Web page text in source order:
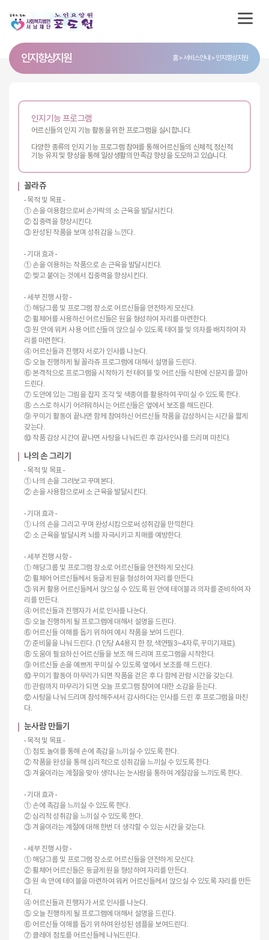
인지향상지원 홈 서비스안내 인지향상지원
인지기능 프로그램
어르신들의 인지 기능 활동을 위한 프로그램을 실시합니다.
다양한 종류의 인지 기능 프로그램 참여를 통해 어르신들의 신체적, 정신적
기능 유지 및 향상을 통해 일상생활의 만족감 향상을 도모하고 있습니다.
꼴라쥬
- 목적 및 목표 -
① 손을 이용함으로써 손가락의 소 근육을 발달시킨다.
② 집중력을 향상시킨다.
③ 완성된 작품을 보며 성취감을 느낀다.
- 기대 효과 -
① 손을 이용하는 작품으로 손 근육을 발달시킨다.
② 찢고 붙이는 것에서 집중력을 향상시킨다.
- 세부 진행 사항 -
① 해당그룹 및 프로그램 장소로 어르신들을 안전하게 모신다.
② 휠체어를 사용하신 어르신들은 원을 형성하여 자리를 마련한다.
③ 원 안에 워커 사용 어르신들이 앉으실 수 있도록 테이블 및 의자를 배치하여 자
리를 마련한다.
④ 어르신들과 진행자 서로가 인사를 나눈다.
⑤ 오늘 진행하게 될 꼴라쥬 프로그램에 대해서 설명을 드린다.
⑥ 본격적으로 프로그램을 시작하기 전 테이블 및 어르신들 식판에 신문지를 깔아
드린다.
⑦ 도안에 있는 그림을 잡지 조각 및 색종이를 활용하여 꾸미실 수 있도록 한다.
⑧ 스스로 하시기 어려워하시는 어르신들은 옆에서 보조를 해드린다.
⑨ 꾸미기 활동이 끝나면 함께 참여하신 어르신들 작품을 감상하시는 시간을 짧게
갖는다.
⑩ 작품 감상 시간이 끝나면 사탕을 나눠드린 후 감사인사를 드리며 마친다.
나의 손 그리기
- 목적 및 목표 -
① 나의 손을 그려보고 꾸며본다.
② 손을 사용함으로써 소 근육을 발달시킨다.
- 기대 효과 -
① 나의 손을 그리고 꾸며 완성시킴으로써 성취감을 만끽한다.
② 소 근육을 발달시켜 뇌를 자극시키고 치매를 예방한다.
- 세부 진행 사항 -
① 해당그룹 및 프로그램 장소로 어르신들을 안전하게 모신다.
② 휠체어 어르신들께서 둥글게 원을 형성하여 자리를 만든다.
③ 워커 활용 어르신들께서 앉으실 수 있도록 원 안에 테이블과 의자를 준비하여 자
리를 만든다.
④ 어르신들과 진행자가 서로 인사를 나눈다.
⑤ 오늘 진행하게 될 프로그램에 대해서 설명을 드린다.
⑥ 어르신들 이해를 돕기 위하여 예시 작품을 보여 드린다.
⑦ 준비물을 나눠 드린다. (1인당 A4용지 한 장, 색연필3~4자루, 꾸미기재료).
⑧ 도움이 필요하신 어르신들을 보조 해 드리며 프로그램을 시작한다.
⑨ 어르신들 손을 예쁘게 꾸미실 수 있도록 옆에서 보조를 해 드린다.
⑩ 꾸미기 활동이 마무리가 되면 작품을 걷은 후 다 함께 관람 시간을 갖는다.
⑪ 관람까지 마무리가 되면 오늘 프로그램 참여에 대한 소감을 듣는다.
⑫ 사탕을 나눠 드리며 참석해주셔서 감사하다는 인사를 드린 후 프로그램을 마친
다.
눈사람 만들기
- 목적 및 목표 -
① 점토 놀이를 통해 손에 촉감을 느끼실 수 있도록 한다.
② 작품을 완성을 통해 심리적으로 성취감을 느끼실 수 있도록 한다.
③ 겨울이라는 계절을 맞아 생각나는 눈사람을 통하여 계절감을 느끼도록 한다.
- 기대 효과 -
① 손에 촉감을 느끼실 수 있도록 한다.
② 심리적 성취감을 느끼실 수 있도록 한다.
③ 겨울이라는 계절에 대해 한번 더 생각할 수 있는 시간을 갖는다.
- 세부 진행 사항 -
① 해당그룹 및 프로그램 장소로 어르신들을 안전하게 모신다.
② 휠체어 어르신들은 둥글게 원을 형성하여 자리를 만든다.
③ 원 속 안에 테이블을 마련하여 워커 어르신들께서 앉으실 수 있도록 자리를 만든
다.
④ 어르신들과 진행자가 서로 인사를 나눈다.
⑤ 오늘 진행하게 될 프로그램에 대해서 설명을 드린다.
⑥ 어르신들 이해를 돕기 위하여 완성된 샘플을 보여드린다.
⑦ 클레이 점토를 어르신들께 나눠드린다.